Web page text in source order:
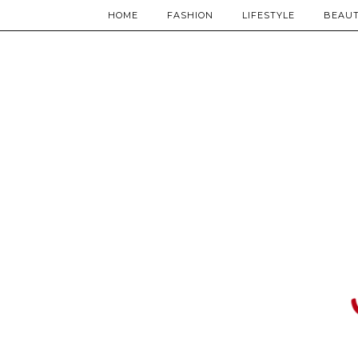
HOME FASHION LIFESTYLE